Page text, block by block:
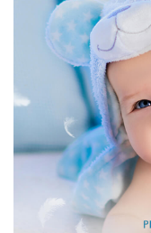
Free Feather